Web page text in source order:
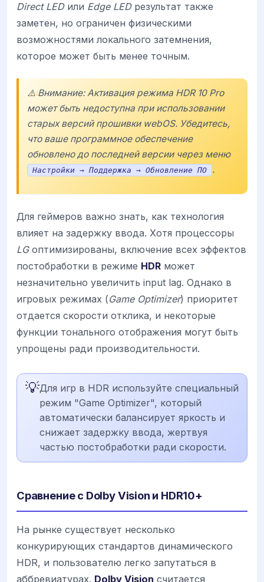
Direct LEDили Edge LEDрезультат также
заметен, но ограничен физическими
возможностями локального затемнения,
которое может быть менее точным.
⚠️ Внимание: Активация режима HDR 10 Pro
может быть недоступна при использовании
старых версий прошивки webOS. Убедитесь,
что ваше программное обеспечение
обновлено до последней версии через меню
Настройки → Поддержка → Обновление ПО .
Для геймеров важно знать, как технология
влияет на задержку ввода. Хотя процессоры
LGоптимизированы, включение всех эффектов
постобработки в режиме HDR может
незначительно увеличить input lag. Однако в
игровых режимах (Game Optimizer) приоритет
отдается скорости отклика, и некоторые
функции тонального отображения могут быть
упрощены ради производительности.
💡Для игр в HDR используйте специальный
режим "Game Optimizer", который
автоматически балансирует яркость и
снижает задержку ввода, жертвуя
частью постобработки ради скорости.
Сравнение с Dolby Vision и HDR10+
На рынке существует несколько
конкурирующих стандартов динамического
HDR, и пользователю легко запутаться в
аббревиатурах. Dolby Vision считается